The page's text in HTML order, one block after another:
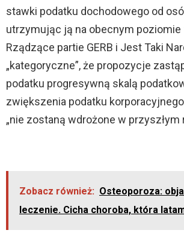
stawki podatku dochodowego od
utrzymując ją na obecnym poziomie
Rządzące partie GERB i Jest Taki
„kategoryczne”, że propozycje
podatku progresywną skalą
zwiększenia podatku
„nie zostaną wdrożone w przyszłym
Zobacz również: Osteoporoza:
leczenie. Cicha choroba, która